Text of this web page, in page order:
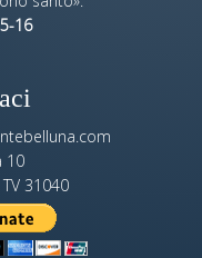
16
10
31040